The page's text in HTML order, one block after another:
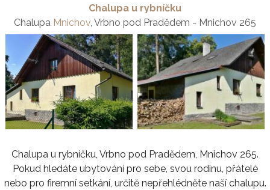
Chalupa u rybníčku
Chalupa Mnichov, Vrbno pod Pradědem - Mnichov 265
Chalupa u rybníčku, Vrbno pod Pradědem, Mnichov 265.
Pokud hledáte ubytování pro sebe, svou rodinu, přátelé
nebo pro firemní setkání, určitě nepřehlédněte naší chalupu.